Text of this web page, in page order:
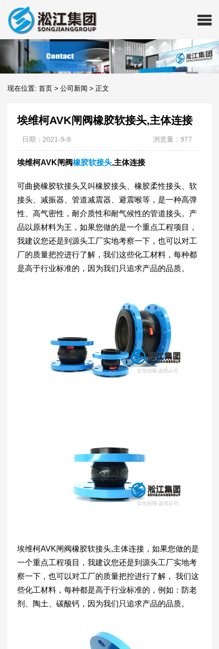
现在位置: 首页 > 公司新闻 > 正文
埃维柯AVK闸阀橡胶软接头,主体连接
日期：2021-9-8 浏览量：977
埃维柯AVK闸阀橡胶软接头,主体连接
可曲挠橡胶软接头又叫橡胶接头、橡胶柔性接头、软
接头、减振器、管道减震器、避震喉等，是一种高弹
性、高气密性，耐介质性和耐气候性的管道接头。产
品以原材料为王，如果您做的是一个重点工程项目，
我建议您还是到源头工厂实地考察一下，也可以对工
厂的质量把控进行了解，我们这些化工材料，每种都
是高于行业标准的，因为我们只追求产品的品质。
埃维柯AVK闸阀橡胶软接头,主体连接，如果您做的是
一个重点工程项目，我建议您还是到源头工厂实地考
察一下，也可以对工厂的质量把控进行了解， 我们这
些化工材料，每种都是高于行业标准的，例如：防老
剂、陶土、碳酸钙，因为我们只追求产品的品质。